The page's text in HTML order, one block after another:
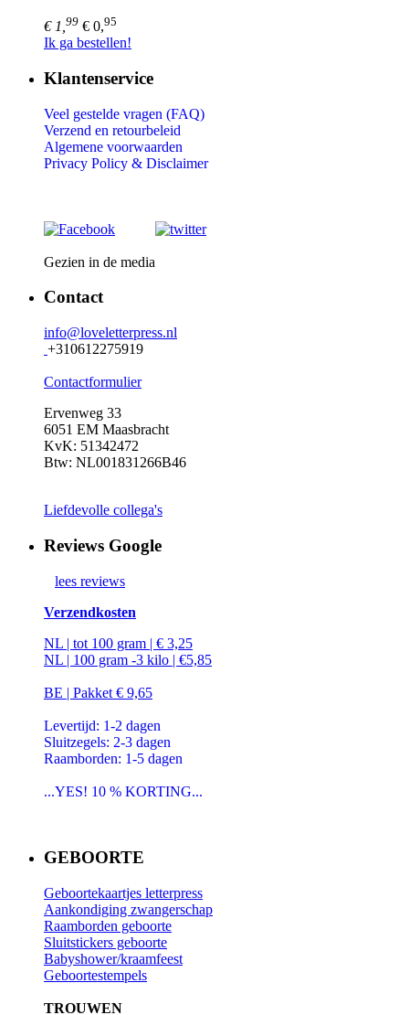
€ 1, 99 € 0,95
Ik ga bestellen!
Klantenservice
Veel gestelde vragen (FAQ)
Verzend en retourbeleid
Algemene voorwaarden
Privacy Policy & Disclaimer
Gezien in de media
Contact
info@loveletterpress.nl
+310612275919
Contactformulier
Ervenweg 33
6051 EM Maasbracht
KvK: 51342472
Btw: NL001831266B46
Liefdevolle collega's
Reviews Google
lees reviews
Verzendkosten
NL | tot 100 gram | € 3,25
NL | 100 gram -3 kilo | €5,85
BE | Pakket € 9,65
Levertijd: 1-2 dagen
Sluitzegels: 2-3 dagen
Raamborden: 1-5 dagen
...YES! 10 % KORTING...
GEBOORTE
Geboortekaartjes letterpress
Aankondiging zwangerschap
Raamborden geboorte
Sluitstickers geboorte
Babyshower/kraamfeest
Geboortestempels
TROUWEN